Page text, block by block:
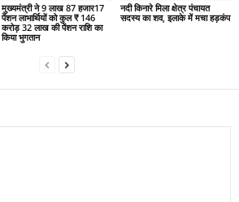
मुख्यमंत्री ने 9 लाख 87 हजार17
पेंशन लाभार्थियों को कुल ₹ 146
करोड़ 32 लाख की पेंशन राशि का
किया भुगतान
नदी किनारे मिला क्षेत्र पंचायत
सदस्य का शव, इलाके में मचा हड़कंप